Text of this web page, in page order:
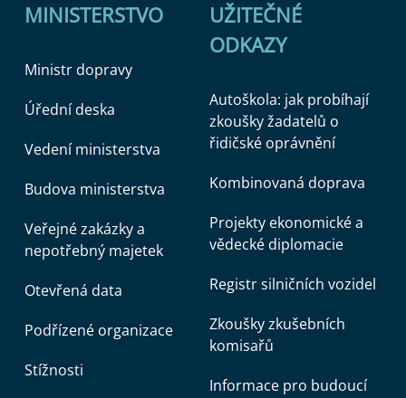
MINISTERSTVO
Ministr dopravy
Úřední deska
Vedení ministerstva
Budova ministerstva
Veřejné zakázky a
nepotřebný majetek
Otevřená data
Podřízené organizace
Stížnosti
UŽITEČNÉ
ODKAZY
Autoškola: jak probíhají
zkoušky žadatelů o
řidičské oprávnění
Kombinovaná doprava
Projekty ekonomické a
vědecké diplomacie
Registr silničních vozidel
Zkoušky zkušebních
komisařů
Informace pro budoucí